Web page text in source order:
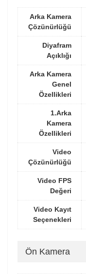
Arka Kamera
Çözünürlüğü
Diyafram
Açıklığı
Arka Kamera
Genel
Özellikleri
1.Arka
Kamera
Özellikleri
Video
Çözünürlüğü
Video FPS
Değeri
Video Kayıt
Seçenekleri
Ön Kamera